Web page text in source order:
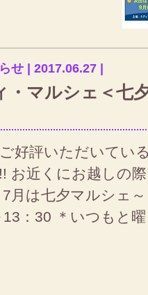
せ | 2017.06.27 |
・マルシェ＜七
好評いただいてい
お近くにお越しの
は七夕マルシェ～
13：30 ＊いつもと